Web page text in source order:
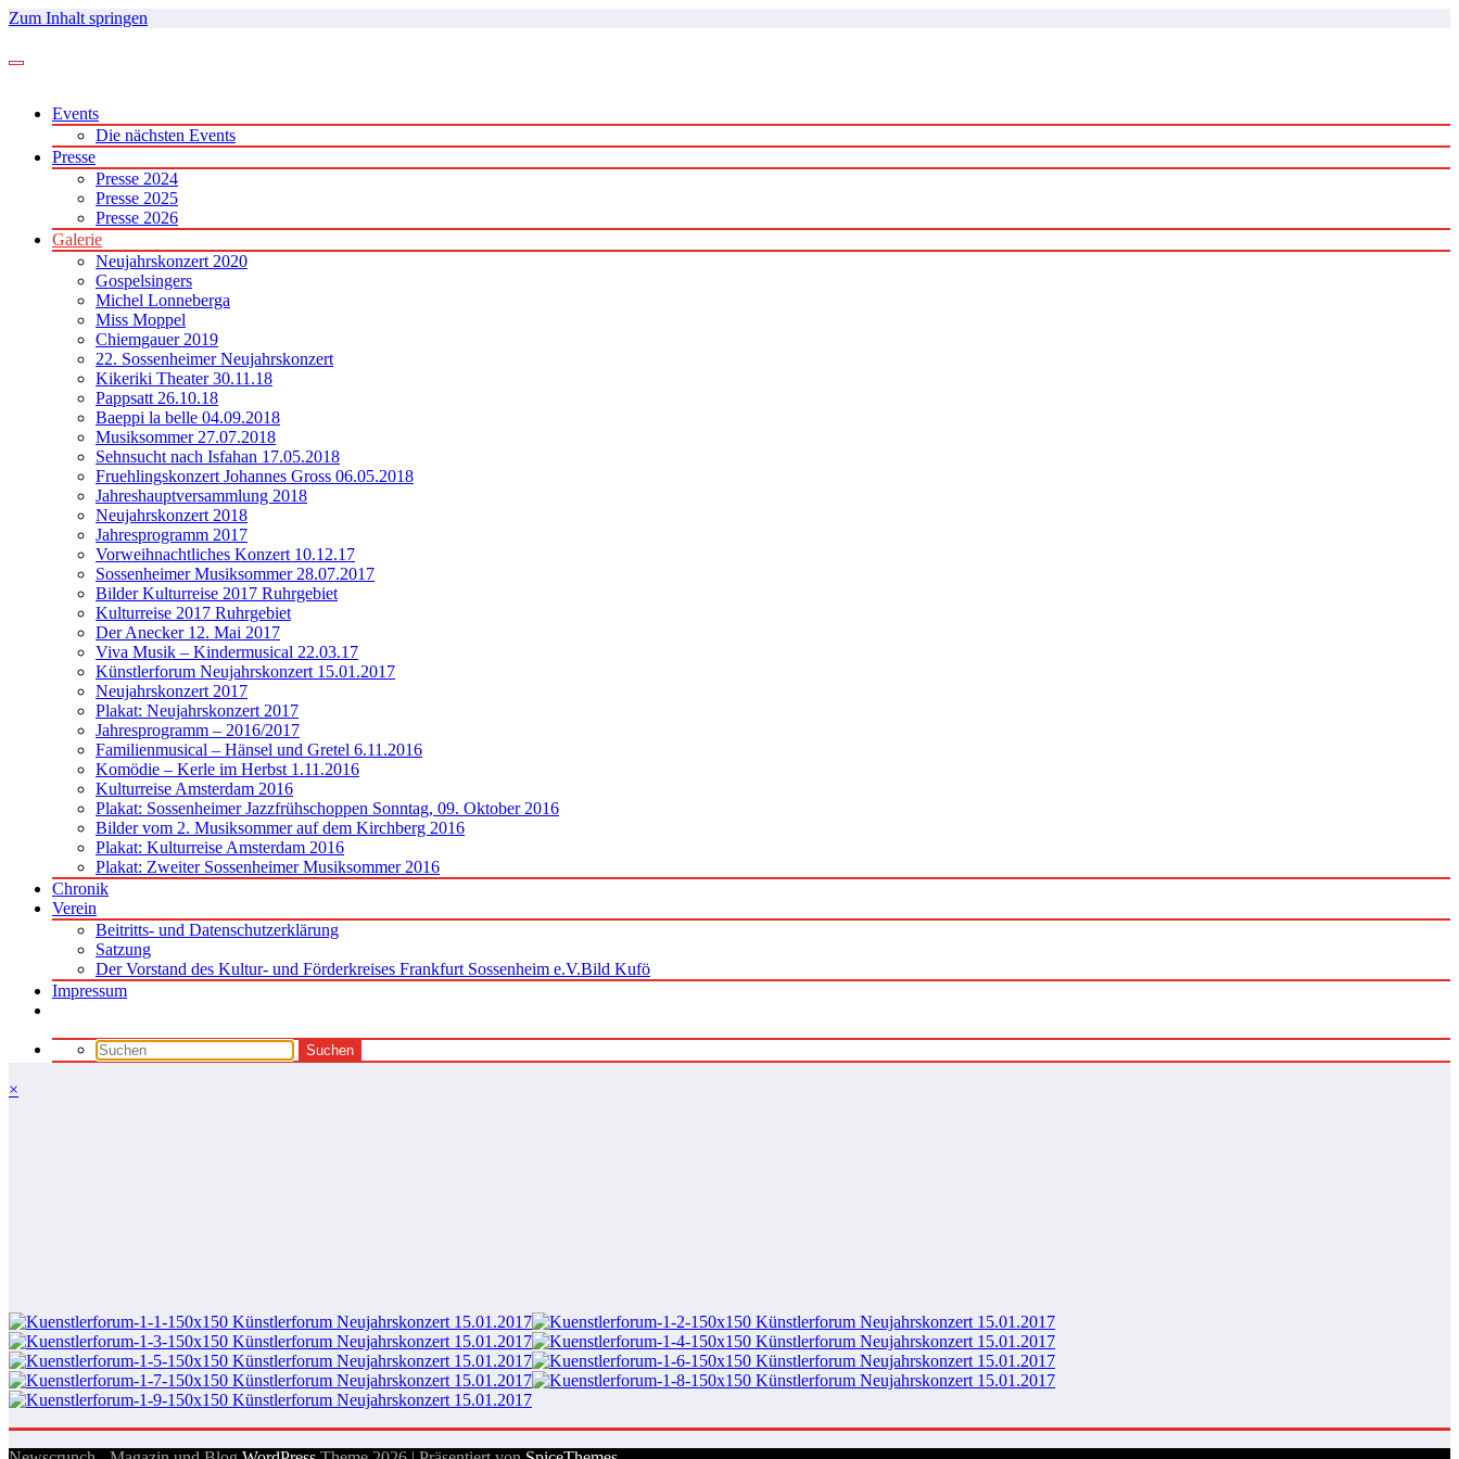
Zum Inhalt springen
Events
Die nächsten Events
Presse
Presse 2024
Presse 2025
Presse 2026
Galerie
Neujahrskonzert 2020
Gospelsingers
Michel Lonneberga
Miss Moppel
Chiemgauer 2019
22. Sossenheimer Neujahrskonzert
Kikeriki Theater 30.11.18
Pappsatt 26.10.18
Baeppi la belle 04.09.2018
Musiksommer 27.07.2018
Sehnsucht nach Isfahan 17.05.2018
Fruehlingskonzert Johannes Gross 06.05.2018
Jahreshauptversammlung 2018
Neujahrskonzert 2018
Jahresprogramm 2017
Vorweihnachtliches Konzert 10.12.17
Sossenheimer Musiksommer 28.07.2017
Bilder Kulturreise 2017 Ruhrgebiet
Kulturreise 2017 Ruhrgebiet
Der Anecker 12. Mai 2017
Viva Musik – Kindermusical 22.03.17
Künstlerforum Neujahrskonzert 15.01.2017
Neujahrskonzert 2017
Plakat: Neujahrskonzert 2017
Jahresprogramm – 2016/2017
Familienmusical – Hänsel und Gretel 6.11.2016
Komödie – Kerle im Herbst 1.11.2016
Kulturreise Amsterdam 2016
Plakat: Sossenheimer Jazzfrühschoppen Sonntag, 09. Oktober 2016
Bilder vom 2. Musiksommer auf dem Kirchberg 2016
Plakat: Kulturreise Amsterdam 2016
Plakat: Zweiter Sossenheimer Musiksommer 2016
Chronik
Verein
Beitritts- und Datenschutzerklärung
Satzung
Der Vorstand des Kultur- und Förderkreises Frankfurt Sossenheim e.V.Bild Kufö
Impressum
×